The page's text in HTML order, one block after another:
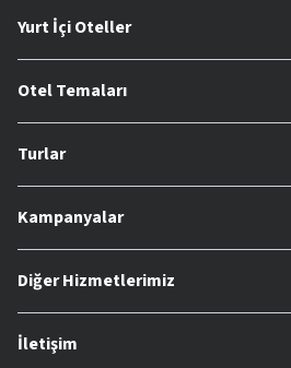
Yurt İçi Oteller
Otel Temaları
Turlar
Kampanyalar
Diğer Hizmetlerimiz
İletişim